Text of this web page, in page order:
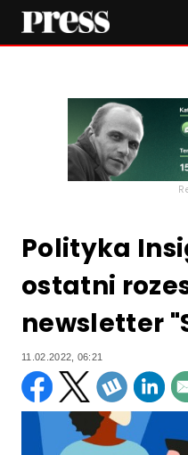
Polityka
ostatni
newsletter
11.02.2022, 06:21